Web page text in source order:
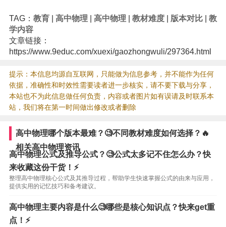
TAG： 教育| 高中物理 高中物理 教材难度| 版本对比| 教
学内容
文章链接：
https://www.9educ.com/xuexi/gaozhongwuli/297364.html
提示：本信息均源自互联网，只能做为信息参考，并不能作为任何
依据，准确性和时效性需要读者进一步核实，请不要下载与分享，
本站也不为此信息做任何负责，内容或者图片如有误请及时联系本
站，我们将在第一时间做出修改或者删除
高中物理哪个版本最难？🧐不同教材难度如何选择？🔥
相关高中物理资讯
高中物理公式及推导公式？🧐公式太多记不住怎么办？快
来收藏这份干货！⚡️
整理高中物理核心公式及其推导过程，帮助学生快速掌握公式的由来与应用，
提供实用的记忆技巧和备考建议。
高中物理主要内容是什么🧐哪些是核心知识点？快来get重
点！⚡️